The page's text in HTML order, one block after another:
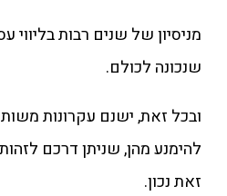
מניסיון של שנים רבות
שנכונה לכולם.
ובכל זאת, ישנם עקרונות
להימנע מהן, שניתן דרכם
זאת נכון.